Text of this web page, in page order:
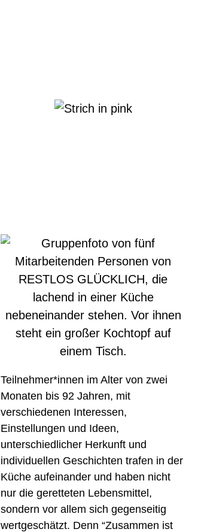
Teilnehmer*innen im Alter von zwei
Monaten bis 92 Jahren, mit
verschiedenen Interessen,
Einstellungen und Ideen,
unterschiedlicher Herkunft und
individuellen Geschichten trafen in der
Küche aufeinander und haben nicht
nur die geretteten Lebensmittel,
sondern vor allem sich gegenseitig
wertgeschätzt. Denn “Zusammen ist